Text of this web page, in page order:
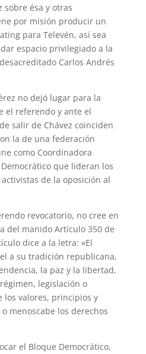
sobre ésa y otras
por misión producir un
para Televén, así sea
espacio privilegiado a la
Carlos Andrés
no dejó lugar para la
el referendo y ante el
salir de Chávez coinciden
la de una federación
como Coordinadora
que lideran los
de la oposición al
revocatorio, no cree en
del manido Artículo 350 de
dice a la letra: «El
a su tradición republicana,
la paz y la libertad,
legislación o
valores, principios y
menoscabe los derechos
el Bloque Democrático,